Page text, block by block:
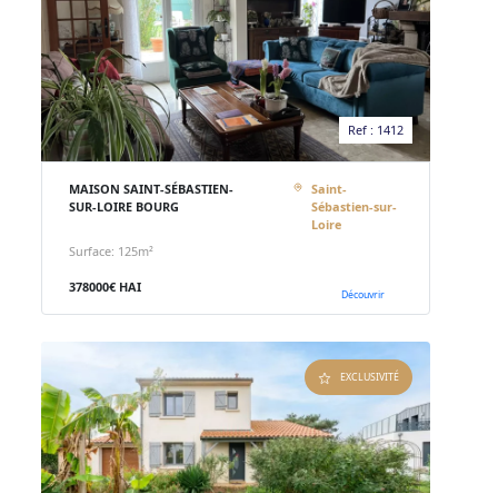
Ref : 1412
MAISON SAINT-SÉBASTIEN-
SUR-LOIRE BOURG
Saint-
Sébastien-sur-
Loire
Surface: 125m²
378000€ HAI Découvrir
EXCLUSIVITÉ